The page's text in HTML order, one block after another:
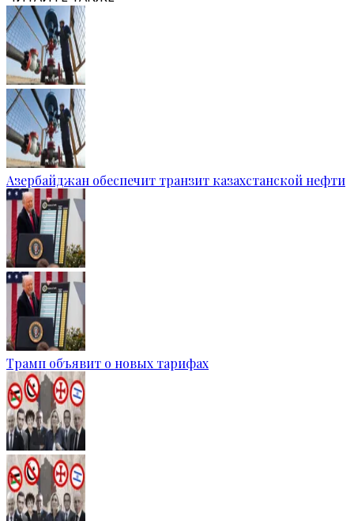
Азербайджан обеспечит транзит казахстанской нефти
Трамп объявит о новых тарифах